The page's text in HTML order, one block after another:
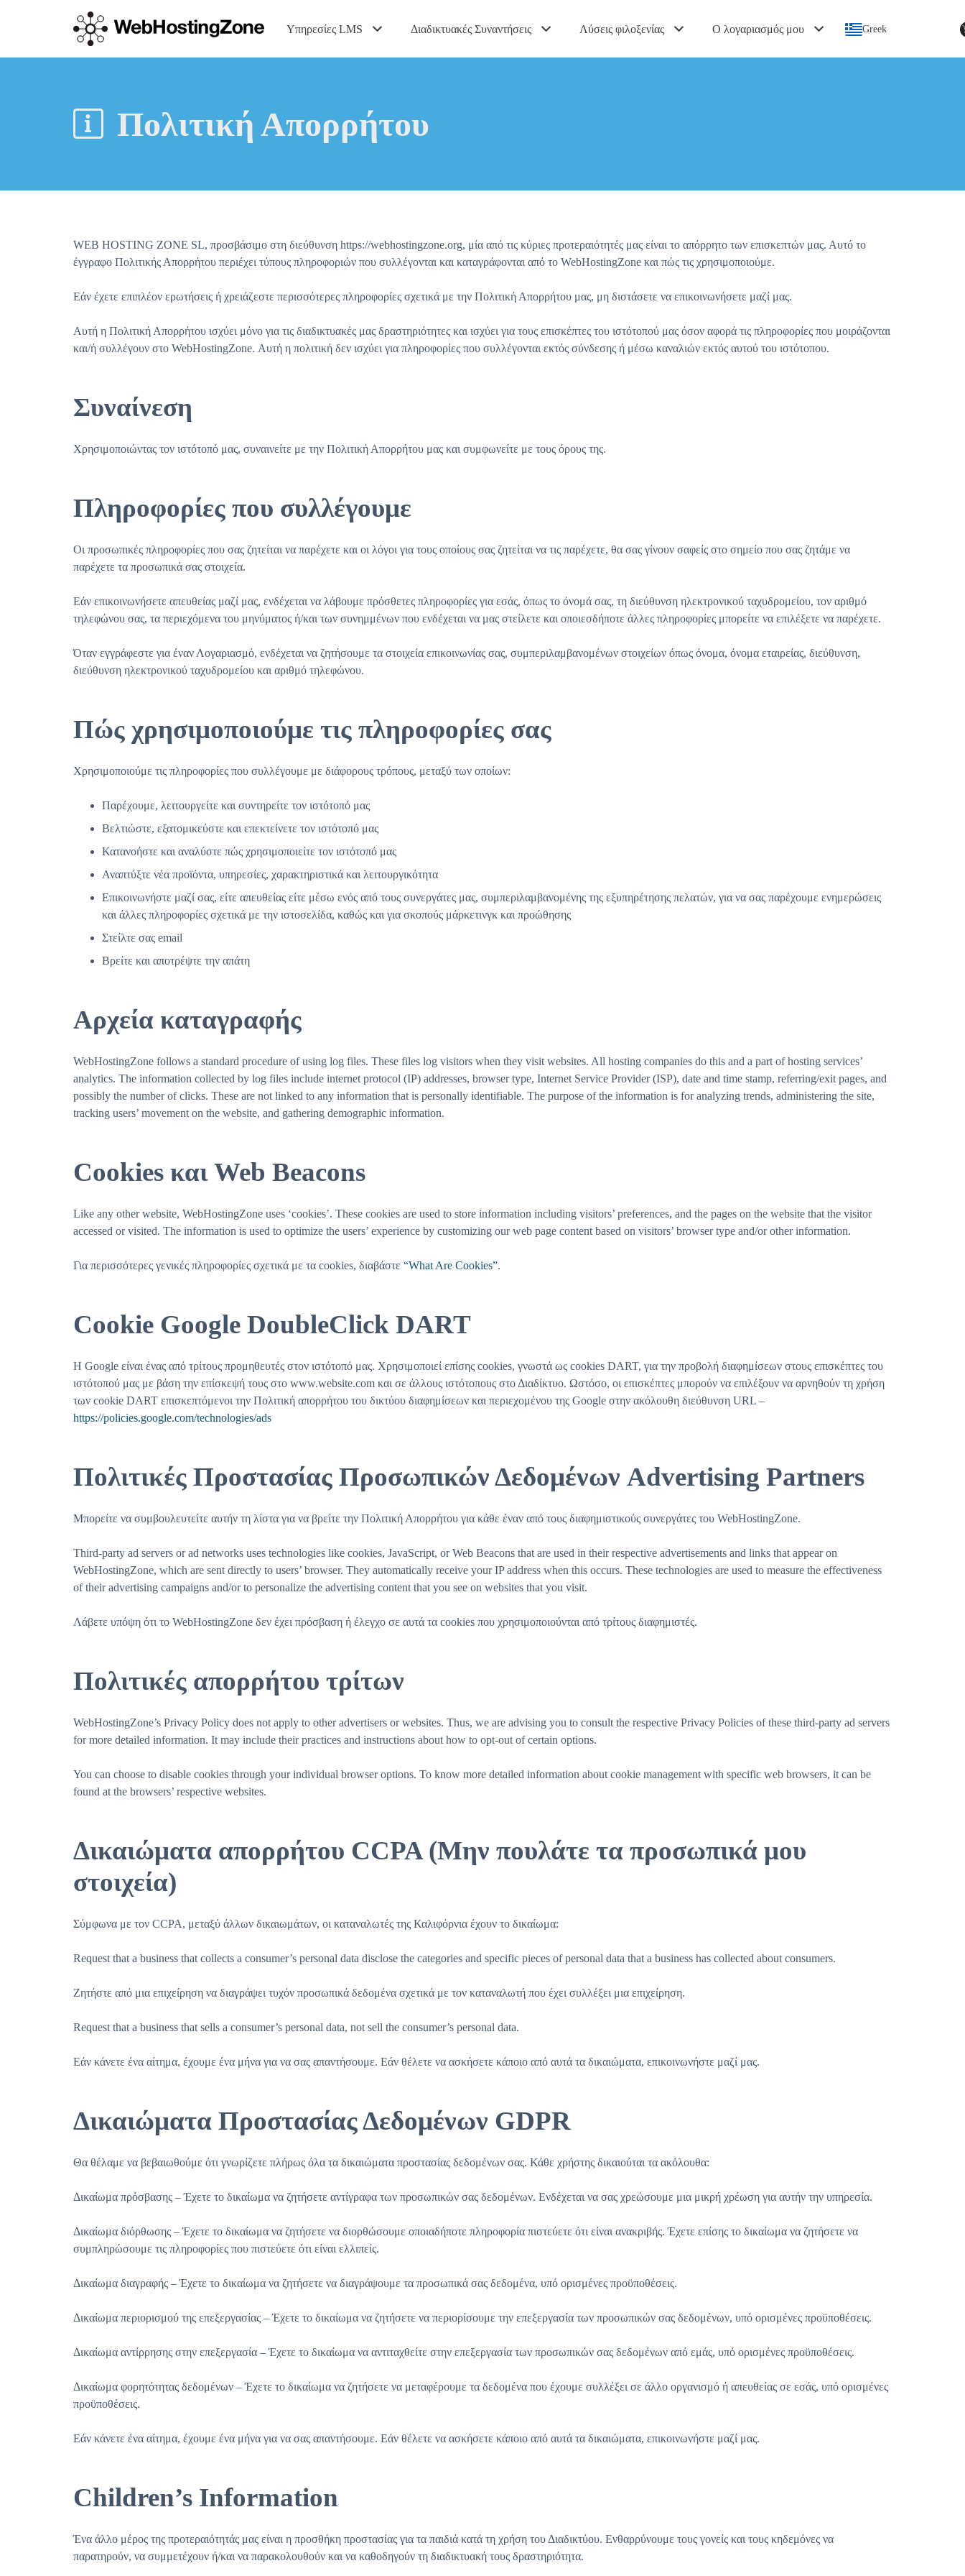
Υπηρεσίες LMS Διαδικτυακές Συναντήσεις Λύσεις φιλοξενίας Ο λογαριασμός μου Greek
Πολιτική Απορρήτου
WEB HOSTING ZONE SL, προσβάσιμο στη διεύθυνση https://webhostingzone.org, μία από τις κύριες προτεραιότητές μας είναι το απόρρητο των επισκεπτών μας. Αυτό το
έγγραφο Πολιτικής Απορρήτου περιέχει τύπους πληροφοριών που συλλέγονται και καταγράφονται από το WebHostingZone και πώς τις χρησιμοποιούμε.
Εάν έχετε επιπλέον ερωτήσεις ή χρειάζεστε περισσότερες πληροφορίες σχετικά με την Πολιτική Απορρήτου μας, μη διστάσετε να επικοινωνήσετε μαζί μας.
Αυτή η Πολιτική Απορρήτου ισχύει μόνο για τις διαδικτυακές μας δραστηριότητες και ισχύει για τους επισκέπτες του ιστότοπού μας όσον αφορά τις πληροφορίες που μοιράζονται
και/ή συλλέγουν στο WebHostingZone. Αυτή η πολιτική δεν ισχύει για πληροφορίες που συλλέγονται εκτός σύνδεσης ή μέσω καναλιών εκτός αυτού του ιστότοπου.
Συναίνεση
Χρησιμοποιώντας τον ιστότοπό μας, συναινείτε με την Πολιτική Απορρήτου μας και συμφωνείτε με τους όρους της.
Πληροφορίες που συλλέγουμε
Οι προσωπικές πληροφορίες που σας ζητείται να παρέχετε και οι λόγοι για τους οποίους σας ζητείται να τις παρέχετε, θα σας γίνουν σαφείς στο σημείο που σας ζητάμε να
παρέχετε τα προσωπικά σας στοιχεία.
Εάν επικοινωνήσετε απευθείας μαζί μας, ενδέχεται να λάβουμε πρόσθετες πληροφορίες για εσάς, όπως το όνομά σας, τη διεύθυνση ηλεκτρονικού ταχυδρομείου, τον αριθμό
τηλεφώνου σας, τα περιεχόμενα του μηνύματος ή/και των συνημμένων που ενδέχεται να μας στείλετε και οποιεσδήποτε άλλες πληροφορίες μπορείτε να επιλέξετε να παρέχετε.
Όταν εγγράφεστε για έναν Λογαριασμό, ενδέχεται να ζητήσουμε τα στοιχεία επικοινωνίας σας, συμπεριλαμβανομένων στοιχείων όπως όνομα, όνομα εταιρείας, διεύθυνση,
διεύθυνση ηλεκτρονικού ταχυδρομείου και αριθμό τηλεφώνου.
Πώς χρησιμοποιούμε τις πληροφορίες σας
Χρησιμοποιούμε τις πληροφορίες που συλλέγουμε με διάφορους τρόπους, μεταξύ των οποίων:
Παρέχουμε, λειτουργείτε και συντηρείτε τον ιστότοπό μας
Βελτιώστε, εξατομικεύστε και επεκτείνετε τον ιστότοπό μας
Κατανοήστε και αναλύστε πώς χρησιμοποιείτε τον ιστότοπό μας
Αναπτύξτε νέα προϊόντα, υπηρεσίες, χαρακτηριστικά και λειτουργικότητα
Επικοινωνήστε μαζί σας, είτε απευθείας είτε μέσω ενός από τους συνεργάτες μας, συμπεριλαμβανομένης της εξυπηρέτησης πελατών, για να σας παρέχουμε ενημερώσεις
και άλλες πληροφορίες σχετικά με την ιστοσελίδα, καθώς και για σκοπούς μάρκετινγκ και προώθησης
Στείλτε σας email
Βρείτε και αποτρέψτε την απάτη
Αρχεία καταγραφής
WebHostingZone follows a standard procedure of using log files. These files log visitors when they visit websites. All hosting companies do this and a part of hosting services’
analytics. The information collected by log files include internet protocol (IP) addresses, browser type, Internet Service Provider (ISP), date and time stamp, referring/exit pages, and
possibly the number of clicks. These are not linked to any information that is personally identifiable. The purpose of the information is for analyzing trends, administering the site,
tracking users’ movement on the website, and gathering demographic information.
Cookies και Web Beacons
Like any other website, WebHostingZone uses ‘cookies’. These cookies are used to store information including visitors’ preferences, and the pages on the website that the visitor
accessed or visited. The information is used to optimize the users’ experience by customizing our web page content based on visitors’ browser type and/or other information.
Για περισσότερες γενικές πληροφορίες σχετικά με τα cookies, διαβάστε “What Are Cookies”.
Cookie Google DoubleClick DART
Η Google είναι ένας από τρίτους προμηθευτές στον ιστότοπό μας. Χρησιμοποιεί επίσης cookies, γνωστά ως cookies DART, για την προβολή διαφημίσεων στους επισκέπτες του
ιστότοπού μας με βάση την επίσκεψή τους στο www.website.com και σε άλλους ιστότοπους στο Διαδίκτυο. Ωστόσο, οι επισκέπτες μπορούν να επιλέξουν να αρνηθούν τη χρήση
των cookie DART επισκεπτόμενοι την Πολιτική απορρήτου του δικτύου διαφημίσεων και περιεχομένου της Google στην ακόλουθη διεύθυνση URL –
https://policies.google.com/technologies/ads
Πολιτικές Προστασίας Προσωπικών Δεδομένων Advertising Partners
Μπορείτε να συμβουλευτείτε αυτήν τη λίστα για να βρείτε την Πολιτική Απορρήτου για κάθε έναν από τους διαφημιστικούς συνεργάτες του WebHostingZone.
Third-party ad servers or ad networks uses technologies like cookies, JavaScript, or Web Beacons that are used in their respective advertisements and links that appear on
WebHostingZone, which are sent directly to users’ browser. They automatically receive your IP address when this occurs. These technologies are used to measure the effectiveness
of their advertising campaigns and/or to personalize the advertising content that you see on websites that you visit.
Λάβετε υπόψη ότι το WebHostingZone δεν έχει πρόσβαση ή έλεγχο σε αυτά τα cookies που χρησιμοποιούνται από τρίτους διαφημιστές.
Πολιτικές απορρήτου τρίτων
WebHostingZone’s Privacy Policy does not apply to other advertisers or websites. Thus, we are advising you to consult the respective Privacy Policies of these third-party ad servers
for more detailed information. It may include their practices and instructions about how to opt-out of certain options.
You can choose to disable cookies through your individual browser options. To know more detailed information about cookie management with specific web browsers, it can be
found at the browsers’ respective websites.
Δικαιώματα απορρήτου CCPA (Μην πουλάτε τα προσωπικά μου
στοιχεία)
Σύμφωνα με τον CCPA, μεταξύ άλλων δικαιωμάτων, οι καταναλωτές της Καλιφόρνια έχουν το δικαίωμα:
Request that a business that collects a consumer’s personal data disclose the categories and specific pieces of personal data that a business has collected about consumers.
Ζητήστε από μια επιχείρηση να διαγράψει τυχόν προσωπικά δεδομένα σχετικά με τον καταναλωτή που έχει συλλέξει μια επιχείρηση.
Request that a business that sells a consumer’s personal data, not sell the consumer’s personal data.
Εάν κάνετε ένα αίτημα, έχουμε ένα μήνα για να σας απαντήσουμε. Εάν θέλετε να ασκήσετε κάποιο από αυτά τα δικαιώματα, επικοινωνήστε μαζί μας.
Δικαιώματα Προστασίας Δεδομένων GDPR
Θα θέλαμε να βεβαιωθούμε ότι γνωρίζετε πλήρως όλα τα δικαιώματα προστασίας δεδομένων σας. Κάθε χρήστης δικαιούται τα ακόλουθα:
Δικαίωμα πρόσβασης – Έχετε το δικαίωμα να ζητήσετε αντίγραφα των προσωπικών σας δεδομένων. Ενδέχεται να σας χρεώσουμε μια μικρή χρέωση για αυτήν την υπηρεσία.
Δικαίωμα διόρθωσης – Έχετε το δικαίωμα να ζητήσετε να διορθώσουμε οποιαδήποτε πληροφορία πιστεύετε ότι είναι ανακριβής. Έχετε επίσης το δικαίωμα να ζητήσετε να
συμπληρώσουμε τις πληροφορίες που πιστεύετε ότι είναι ελλιπείς.
Δικαίωμα διαγραφής – Έχετε το δικαίωμα να ζητήσετε να διαγράψουμε τα προσωπικά σας δεδομένα, υπό ορισμένες προϋποθέσεις.
Δικαίωμα περιορισμού της επεξεργασίας – Έχετε το δικαίωμα να ζητήσετε να περιορίσουμε την επεξεργασία των προσωπικών σας δεδομένων, υπό ορισμένες προϋποθέσεις.
Δικαίωμα αντίρρησης στην επεξεργασία – Έχετε το δικαίωμα να αντιταχθείτε στην επεξεργασία των προσωπικών σας δεδομένων από εμάς, υπό ορισμένες προϋποθέσεις.
Δικαίωμα φορητότητας δεδομένων – Έχετε το δικαίωμα να ζητήσετε να μεταφέρουμε τα δεδομένα που έχουμε συλλέξει σε άλλο οργανισμό ή απευθείας σε εσάς, υπό ορισμένες
προϋποθέσεις.
Εάν κάνετε ένα αίτημα, έχουμε ένα μήνα για να σας απαντήσουμε. Εάν θέλετε να ασκήσετε κάποιο από αυτά τα δικαιώματα, επικοινωνήστε μαζί μας.
Children’s Information
Ένα άλλο μέρος της προτεραιότητάς μας είναι η προσθήκη προστασίας για τα παιδιά κατά τη χρήση του Διαδικτύου. Ενθαρρύνουμε τους γονείς και τους κηδεμόνες να
παρατηρούν, να συμμετέχουν ή/και να παρακολουθούν και να καθοδηγούν τη διαδικτυακή τους δραστηριότητα.